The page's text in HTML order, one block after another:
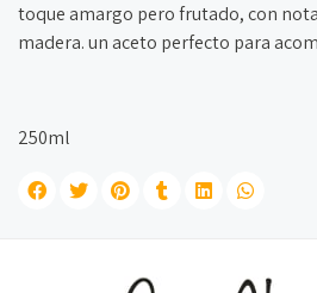
toque amargo pero frutado, con
madera. un aceto perfecto para
250ml